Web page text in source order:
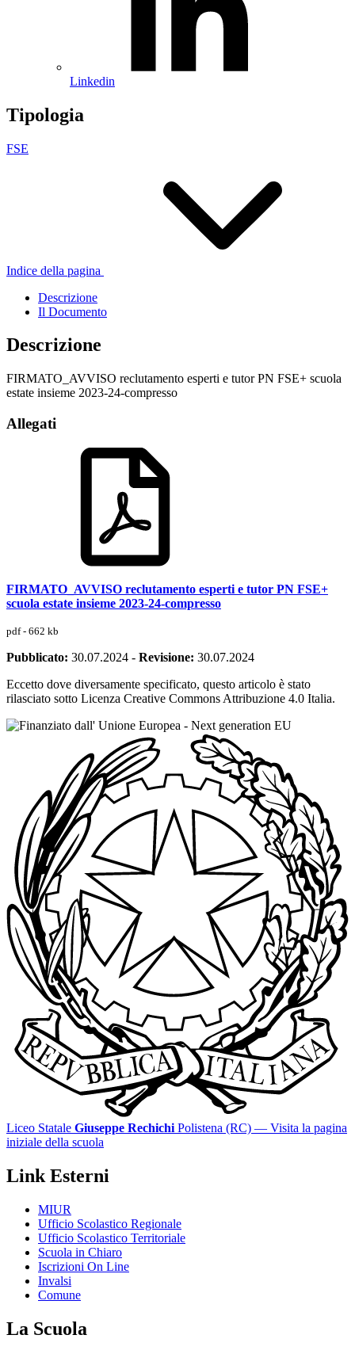
Linkedin
Tipologia
FSE
Indice della pagina
Descrizione
Il Documento
Descrizione
FIRMATO_AVVISO reclutamento esperti e tutor PN FSE+ scuola
estate insieme 2023-24-compresso
Allegati
FIRMATO_AVVISO reclutamento esperti e tutor PN FSE+
scuola estate insieme 2023-24-compresso
pdf - 662 kb
Pubblicato: 30.07.2024 - Revisione: 30.07.2024
Eccetto dove diversamente specificato, questo articolo è stato
rilasciato sotto Licenza Creative Commons Attribuzione 4.0 Italia.
Liceo Statale Giuseppe Rechichi Polistena (RC) — Visita la pagina
iniziale della scuola
Link Esterni
MIUR
Ufficio Scolastico Regionale
Ufficio Scolastico Territoriale
Scuola in Chiaro
Iscrizioni On Line
Invalsi
Comune
La Scuola